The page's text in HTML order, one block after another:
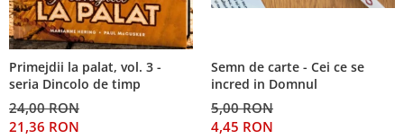
Primejdii la palat, vol. 3 -
seria Dincolo de timp
24,00 RON
21,36 RON
Semn de carte - Cei ce se
incred in Domnul
5,00 RON
4,45 RON